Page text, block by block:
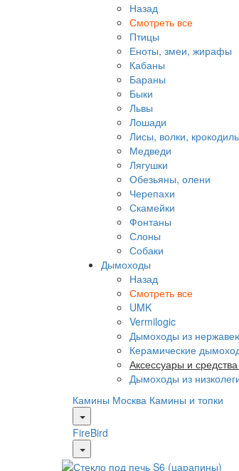
Назад
Смотреть все
Птицы
Еноты, змеи, жирафы
Кабаны
Бараны
Быки
Львы
Лошади
Лисы, волки,
Медведи
Лягушки
Обезьяны, олени
Черепахи
Скамейки
Фонтаны
Слоны
Собаки
Дымоходы
Назад
Смотреть все
UMK
Vermilogic
Дымоходы из
Керамические
Аксессуары и
Дымоходы из
Камины Москва Камины и топки
FireBird